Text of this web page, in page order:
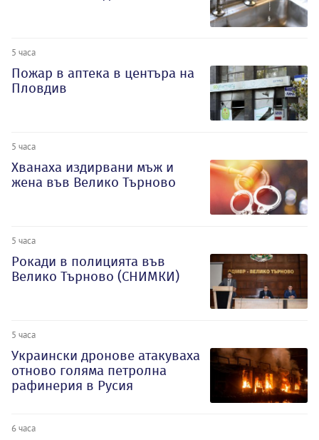
5 часа
Пожар в аптека в центъра на
Пловдив
5 часа
Хванаха издирвани мъж и
жена във Велико Търново
5 часа
Рокади в полицията във
Велико Търново (СНИМКИ)
5 часа
Украински дронове атакуваха
отново голяма петролна
рафинерия в Русия
6 часа